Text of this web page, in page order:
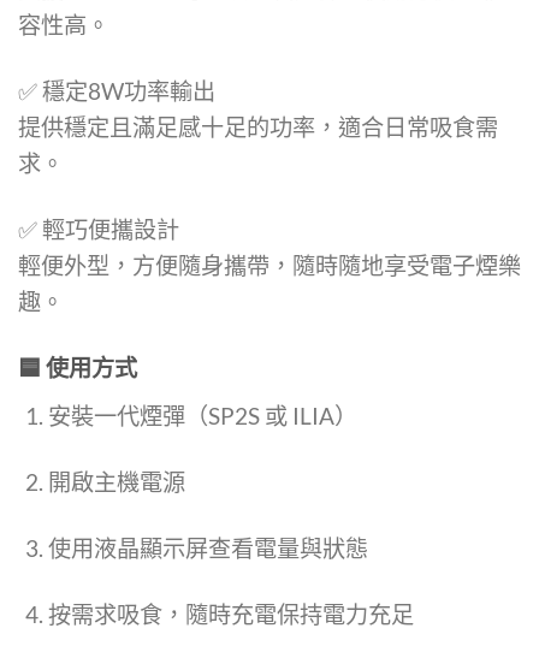
容性高。
✅ 穩定8W功率輸出
提供穩定且滿足感十足的功率，適合日常吸食需
求。
✅ 輕巧便攜設計
輕便外型，方便隨身攜帶，隨時隨地享受電子煙樂
趣。
🟦 使用方式
安裝一代煙彈（SP2S 或 ILIA）
開啟主機電源
使用液晶顯示屏查看電量與狀態
按需求吸食，隨時充電保持電力充足